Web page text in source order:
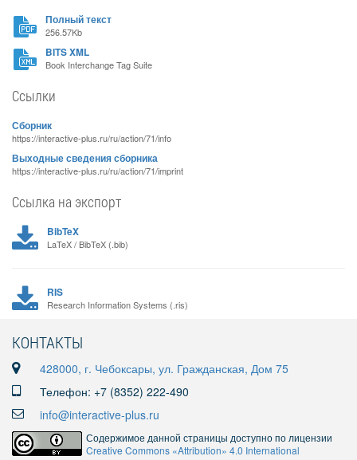
Полный текст
256.57Kb
BITS XML
Book Interchange Tag Suite
Ссылки
Сборник
https://interactive-plus.ru/ru/action/71/info
Выходные сведения сборника
https://interactive-plus.ru/ru/action/71/imprint
Ссылка на экспорт
BibTeX
LaTeX / BibTeX (.bib)
RIS
Research Information Systems (.ris)
КОНТАКТЫ
428000, г. Чебоксары, ул. Гражданская, Дом 75
Телефон: +7 (8352) 222-490
info@interactive-plus.ru
Содержимое данной страницы доступно по лицензии
Creative Commons «Attribution» 4.0 International